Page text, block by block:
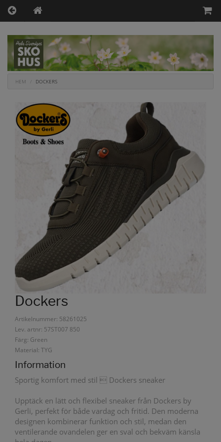
HEM DOCKERS
Dockers
Artikelnummer: 58261025
Lev. artnr: 57ST007 850
Färg: Green
Material: TYG
Information
Sportig komfort med stil  Dockers sneaker
Upptäck en lätt och flexibel sneaker från Dockers by
Gerli, perfekt för både vardag och fritid. Den moderna
designen kombinerar funktion och stil, medan den
ventilerande ovandelen ger en sval och bekväm känsla